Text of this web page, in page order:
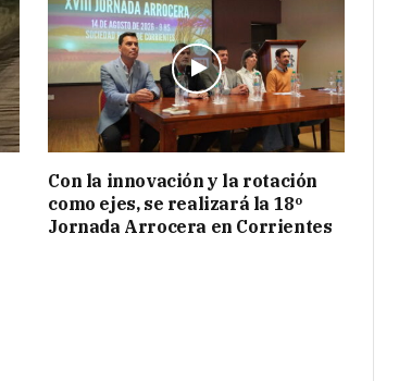
Con la innovación y la rotación
como ejes, se realizará la 18º
Jornada Arrocera en Corrientes